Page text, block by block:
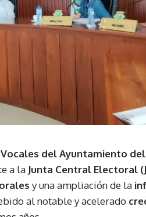
Vocales del Ayuntamiento
a la Junta Central Electoral
y una ampliación de la
al notable y acelerado